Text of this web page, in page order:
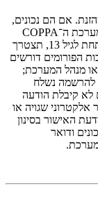
אם הם נכונים,
אז כנראה ואת מהדברים הבאים קרה. אם מערכת ה־COPPA
פועלת במערכת ובהרשמה סימנת שאתה מתחת לגיל 13, תצטרך
הפורומים דורשים
מנהל המערכת;
להרשמה נשלח
לא קיבלת הודעה
שגויה או
האישור בסינון
ודואר